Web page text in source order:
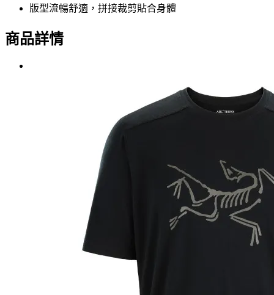
版型流暢舒適，拼接裁剪貼合身體
商品詳情